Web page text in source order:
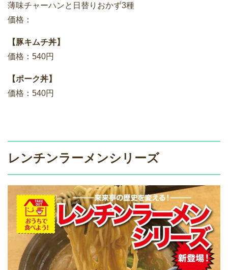
薄味チャーハンと日替りおかず3種
価格：
【豚キムチ丼】
価格：540円
【ポーク丼】
価格：540円
レンチンラーメンシリーズ